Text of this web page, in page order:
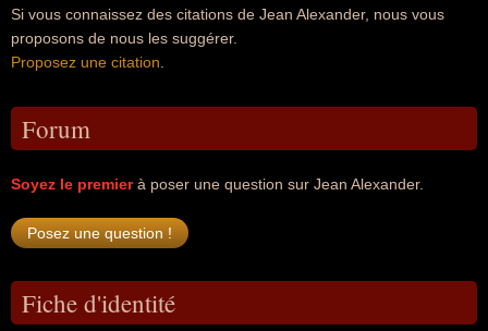
Si vous connaissez des citations de Jean Alexander, nous vous
proposons de nous les suggérer.
Proposez une citation
Forum
Soyez le premierà poser une question sur Jean Alexander.
Fiche d'identité